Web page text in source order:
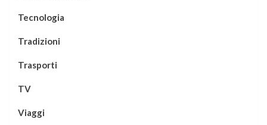
Tecnologia
Tradizioni
Trasporti
TV
Viaggi